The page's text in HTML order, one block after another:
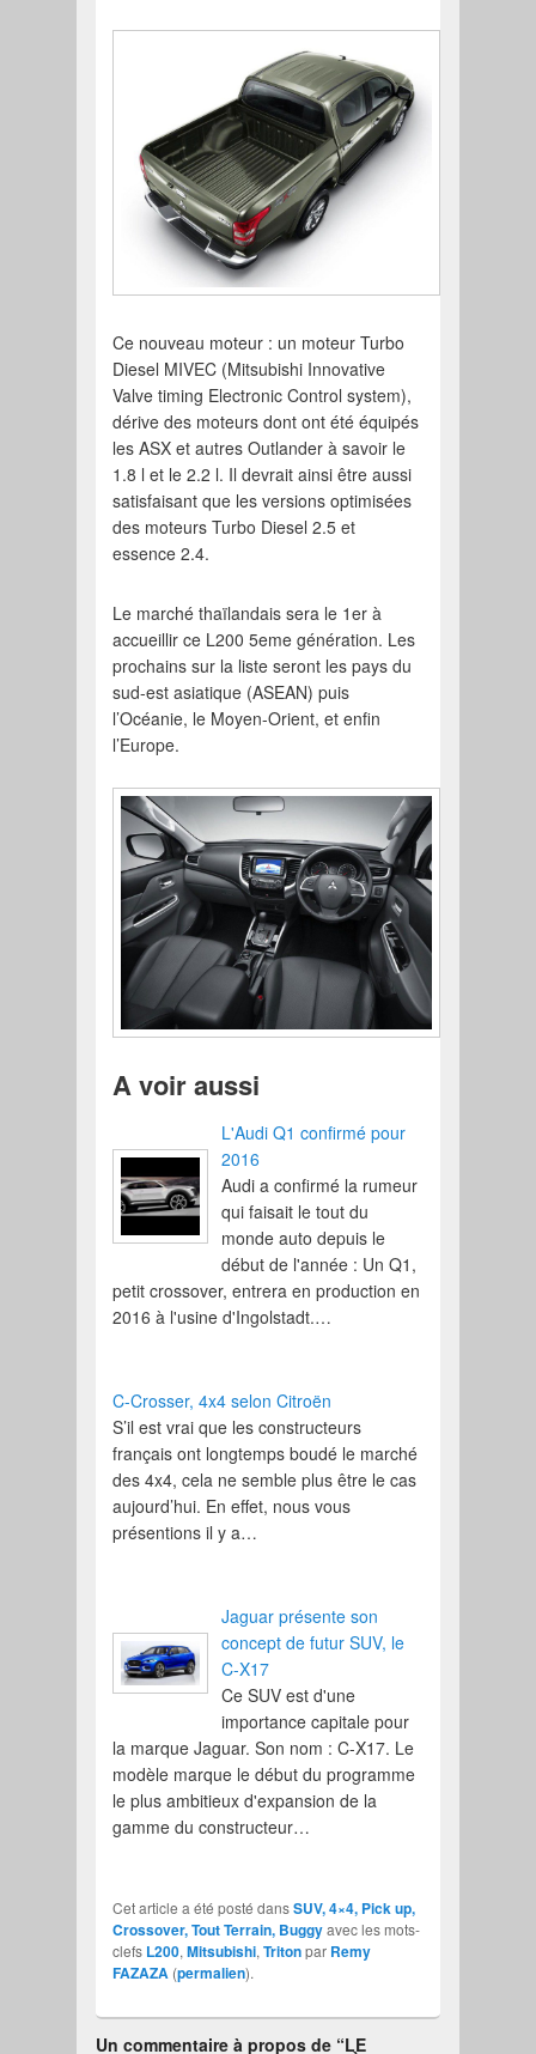
Ce nouveau moteur : un moteur Turbo
Diesel MIVEC (Mitsubishi Innovative
Valve timing Electronic Control system),
dérive des moteurs dont ont été équipés
les ASX et autres Outlander à savoir le
1.8 l et le 2.2 l. Il devrait ainsi être aussi
satisfaisant que les versions optimisées
des moteurs Turbo Diesel 2.5 et
essence 2.4.
Le marché thaïlandais sera le 1er à
accueillir ce L200 5eme génération. Les
prochains sur la liste seront les pays du
sud-est asiatique (ASEAN) puis
l’Océanie, le Moyen-Orient, et enfin
l’Europe.
A voir aussi
L'Audi Q1 confirmé pour
2016
Audi a confirmé la rumeur
qui faisait le tout du
monde auto depuis le
début de l'année : Un Q1,
petit crossover, entrera en production en
2016 à l'usine d'Ingolstadt.…
C-Crosser, 4x4 selon Citroën
S’il est vrai que les constructeurs
français ont longtemps boudé le marché
des 4x4, cela ne semble plus être le cas
aujourd’hui. En effet, nous vous
présentions il y a…
Jaguar présente son
concept de futur SUV, le
C-X17
Ce SUV est d'une
importance capitale pour
la marque Jaguar. Son nom : C-X17. Le
modèle marque le début du programme
le plus ambitieux d'expansion de la
gamme du constructeur…
Cet article a été posté dansSUV, 4×4, Pick up,
Crossover, Tout Terrain, Buggyavec les mots-
clefs L200,Mitsubishi,Tritonpar Remy
FAZAZA (permalien).
Un commentaire à propos de “LE